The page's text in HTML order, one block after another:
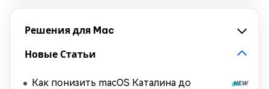
Решения для Mac
Новые Статьи
Как понизить macOS Каталина до